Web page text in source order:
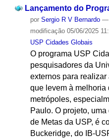
Lançamento do
por Sergio R V Bernardo —
modificação05/06/2025
USP Cidades Globais
O programa USP
pesquisadores da
externos para
que levem à
metrópoles,
Paulo. O projeto,
de Metas da USP, é
Buckeridge, do IB-